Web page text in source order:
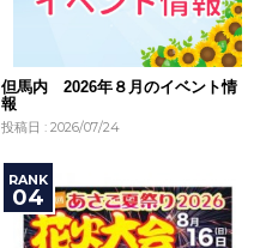
但馬内 2026年８月のイベント情
報
投稿日 : 2026/07/24